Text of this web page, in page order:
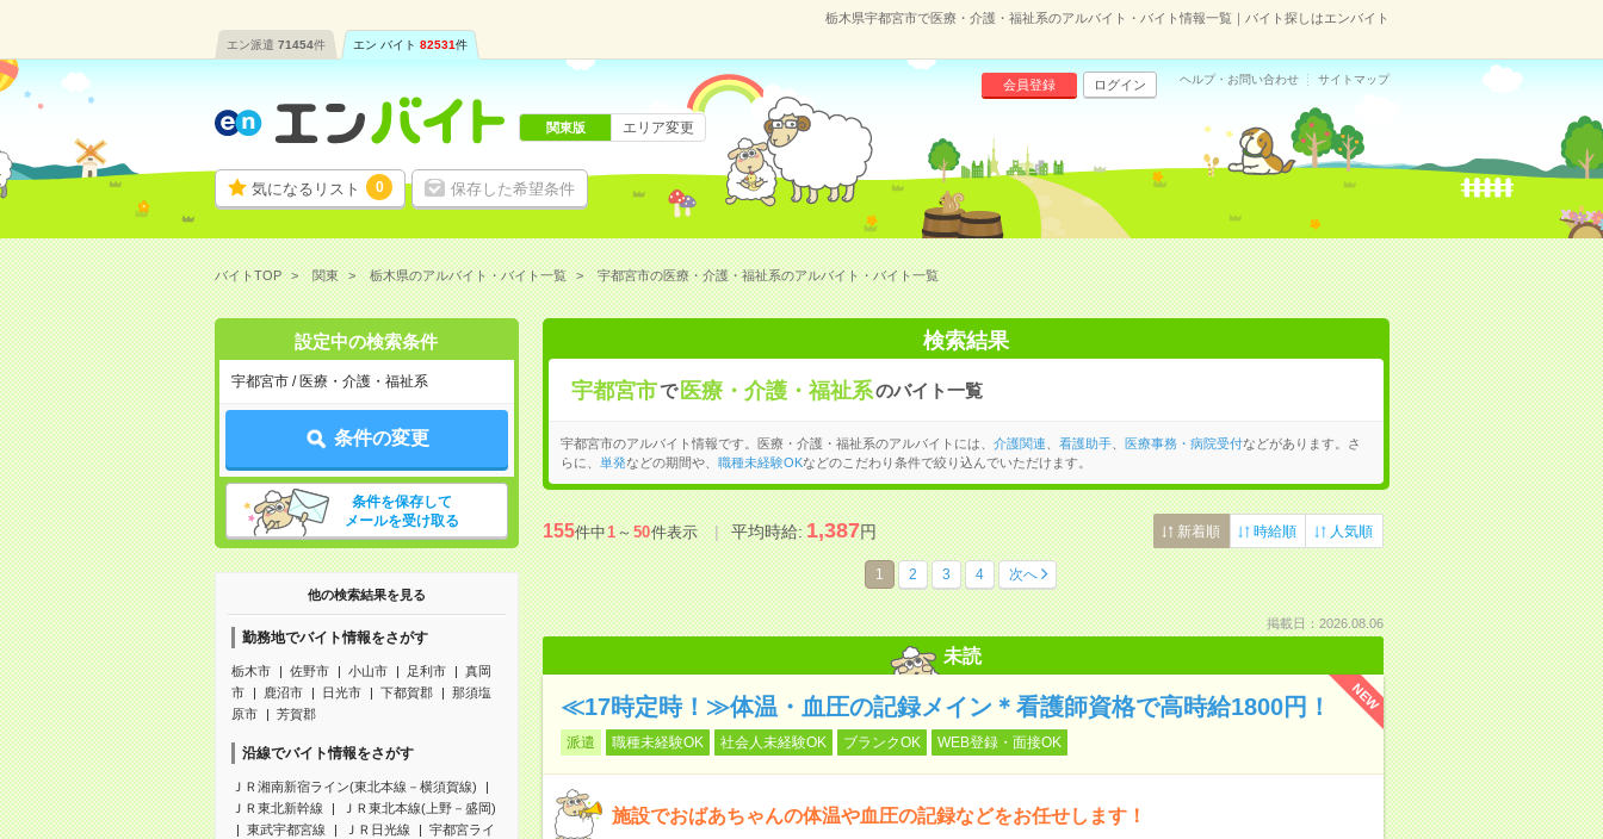
栃木県宇都宮市で医療・介護・福祉系のアルバイト・バイト情報一覧｜バイト探しはエンバイト
エン派遣 71454件 エン バイト 82531件
気になるリスト 0 保存した希望条件
会員登録 ログイン ヘルプ・お問い合わせ サイトマップ
関東版 エリア変更
バイトTOP 関東 栃木県のアルバイト・バイト一覧 宇都宮市の医療・介護・福祉系のアルバイト・バイト一覧
設定中の検索条件
宇都宮市 / 医療・介護・福祉系
条件の変更
条件を保存して
メールを受け取る
他の検索結果を見る
勤務地でバイト情報をさがす
栃木市 佐野市 小山市 足利市
真岡
市
鹿沼市 日光市 下都賀郡
那須塩
原市
芳賀郡
沿線でバイト情報をさがす
ＪＲ湘南新宿ライン(東北本線－横須賀線)
ＪＲ東北新幹線
ＪＲ東北本線(上野－盛岡)
東武宇都宮線
ＪＲ日光線
宇都宮ライ
検索結果
宇都宮市で 医療・介護・福祉系のバイト一覧
宇都宮市のアルバイト情報です。医療・介護・福祉系のアルバイトには、 介護関連 看護助手、 医療事務・病院受付などがあります。さ
らに、
単発などの期間や、 職種未経験OKなどのこだわり条件で絞り込んでいただけます。
155件中1～50件表示 平均時給:1,387円 新着順 時給順 人気順
1 2 3 4 次へ
掲載日：2026.08.06
未読
NEW
≪17時定時！≫体温・血圧の記録メイン＊看護師資格で高時給1800円！
派遣 職種未経験OK 社会人未経験OK ブランクOK WEB登録・面接OK
施設でおばあちゃんの体温や血圧の記録などをお任せします！